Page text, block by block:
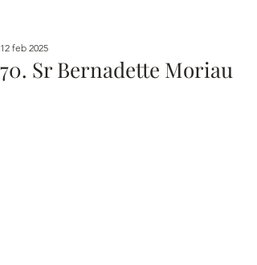
70. Sr Bernadette Moriau
12 feb 2025